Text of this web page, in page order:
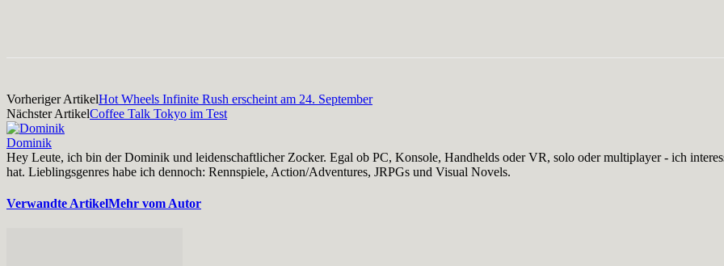
Vorheriger ArtikelHot Wheels Infinite Rush erscheint am 24. September
Nächster ArtikelCoffee Talk Tokyo im Test
Dominik
Hey Leute, ich bin der Dominik und leidenschaftlicher Zocker. Egal ob PC, Konsole, Handhelds oder VR, solo oder multiplayer - ich
hat. Lieblingsgenres habe ich dennoch: Rennspiele, Action/Adventures, JRPGs und Visual Novels.
Verwandte ArtikelMehr vom Autor